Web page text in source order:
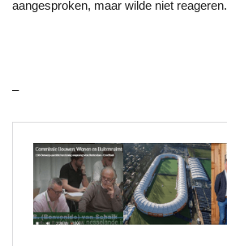
aangesproken, maar wilde niet reageren.
–